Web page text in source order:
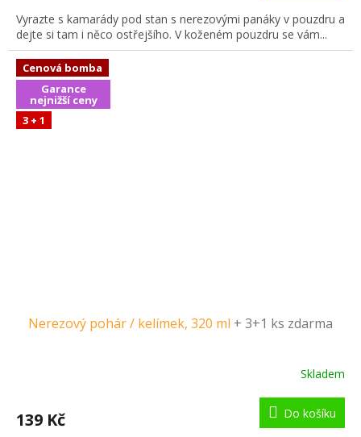
Vyrazte s kamarády pod stan s nerezovými panáky v pouzdru a
dejte si tam i něco ostřejšího. V koženém pouzdru se vám...
Cenová bomba
Garance
nejnižší ceny
3 + 1
Nerezový pohár / kelímek, 320 ml + 3+1 ks zdarma
Skladem
139 Kč Do košíku